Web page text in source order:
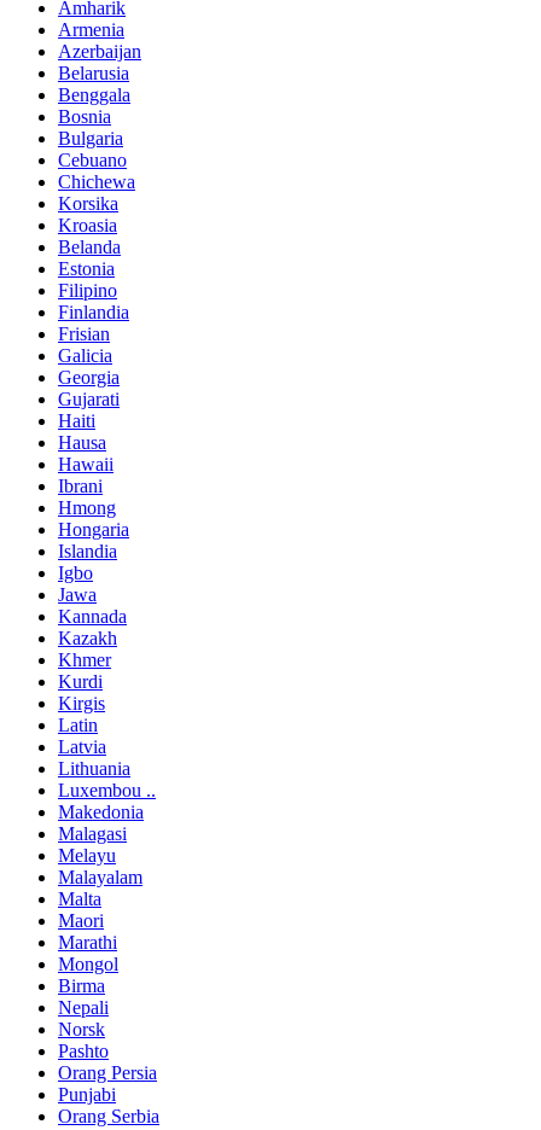
Amharik
Armenia
Azerbaijan
Belarusia
Benggala
Bosnia
Bulgaria
Cebuano
Chichewa
Korsika
Kroasia
Belanda
Estonia
Filipino
Finlandia
Frisian
Galicia
Georgia
Gujarati
Haiti
Hausa
Hawaii
Ibrani
Hmong
Hongaria
Islandia
Igbo
Jawa
Kannada
Kazakh
Khmer
Kurdi
Kirgis
Latin
Latvia
Lithuania
Luxembou ..
Makedonia
Malagasi
Melayu
Malayalam
Malta
Maori
Marathi
Mongol
Birma
Nepali
Norsk
Pashto
Orang Persia
Punjabi
Orang Serbia